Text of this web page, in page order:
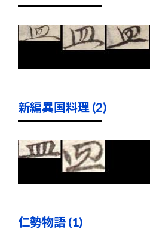
新編異国料理 (2)
仁勢物語 (1)